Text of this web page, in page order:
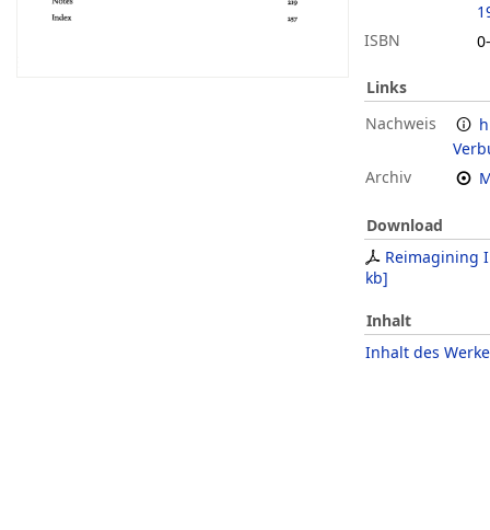
ISBN
Links
Nachweis
Archiv
Download
Reimagining
kb]
Inhalt
Inhalt des